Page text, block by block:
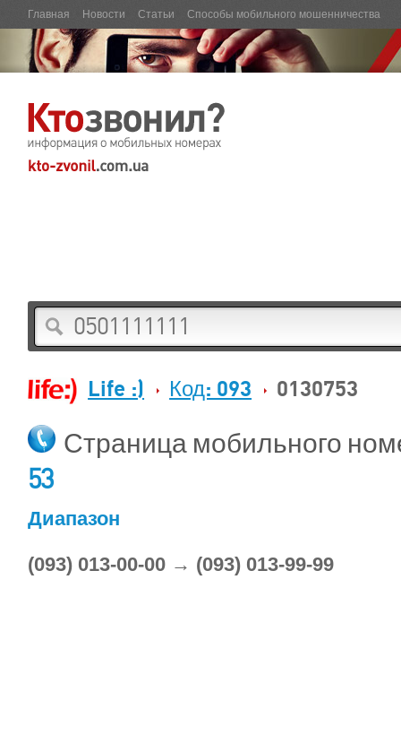
Главная Новости Статьи Способы мобильного мошенничества
Life :) Код: 093 0130753
Страница мобильного
53
Диапазон
(093) 013-00-00 → (093) 013-99-99